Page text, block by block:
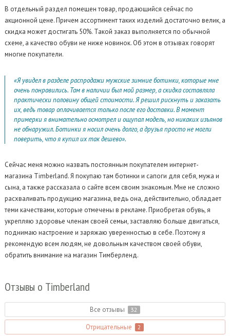
В отдельный раздел помещен товар, продающийся сейчас по
акционной цене. Причем ассортимент таких изделий достаточно велик, а
скидка может достигать 50%. Такой заказ выполняется по обычной
схеме, а качество обуви не ниже новинок. Об этом в отзывах говорят
многие покупатели.
«Я увидел в разделе распродажи мужские зимние ботинки, которые мне
очень понравились. Там в наличии был мой размер, а скидка составляла
практически половину общей стоимости. Я решил рискнуть и заказать
их, ведь товар оплачивается только после его доставки. В момент
примерки я внимательно осмотрел и ощупал модель, но никаких изъянов
не обнаружил. Ботинки я носил очень долго, а друзья просто не могли
поверить, что я купил их так дешево».
Сейчас меня можно назвать постоянным покупателем интернет-
магазина Timberland. Я покупаю там ботинки и сапоги для себя, мужа и
сына, а также рассказала о сайте всем своим знакомым. Мне не сложно
расхваливать продукцию магазина, ведь она, действительно, обладает
теми качествами, которые отмечены в рекламе. Приобретая обувь, я
укрепляю здоровье членам своей семьи, заставляю больше двигаться,
поднимаю настроение и заряжаю уверенностью в себе. Поэтому я
рекомендую всем людям, не довольным качеством своей обуви,
обратить внимание на магазин Тимберленд.
Отзывы о Timberland
Все отзывы 32
Отрицательные 2